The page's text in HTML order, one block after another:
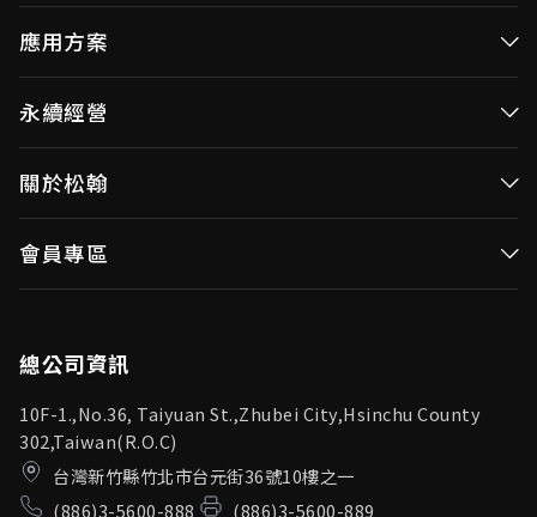
視訊/影像控制器
無線視頻傳輸
OID產品(Optical ID)
應用方案
視訊／影像控制器
無線視頻傳輸
永續經營
投資人專區
利害關係人
關於松翰
會員專區
總公司資訊
10F-1.,No.36, Taiyuan St.,Zhubei City,Hsinchu County
302,Taiwan(R.O.C)
台灣新竹縣竹北市台元街36號10樓之一
(886)3-5600-888
(886)3-5600-889